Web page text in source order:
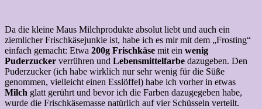
Da die kleine Maus Milchprodukte absolut liebt und auch ein
ziemlicher Frischkäsejunkie ist, habe ich es mir mit dem „Frosting“
einfach gemacht: Etwa 200g Frischkäse mit ein wenig
Puderzucker verrühren und Lebensmittelfarbe dazugeben. Den
Puderzucker (ich habe wirklich nur sehr wenig für die Süße
genommen, vielleicht einen Esslöffel) habe ich vorher in etwas
Milch glatt gerührt und bevor ich die Farben dazugegeben habe,
wurde die Frischkäsemasse natürlich auf vier Schüsseln verteilt.